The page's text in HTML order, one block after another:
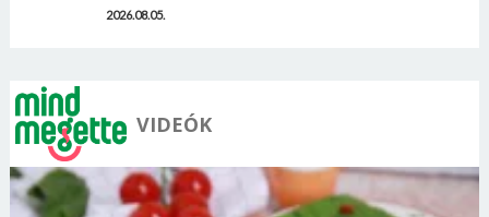
2026.08.05.
VIDEÓK